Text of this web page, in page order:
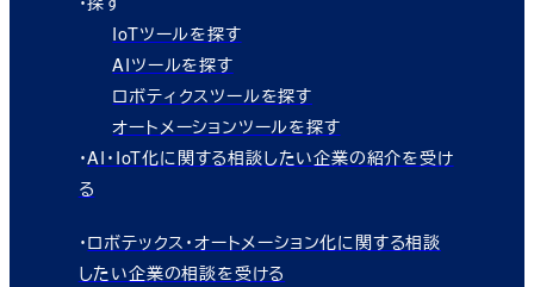
IoTツールを探す
AIツールを探す
ロボティクスツールを探す
オートメーションツールを探す
・AI・IoT化に関する相談したい企業の紹介を受け
る
・ロボテックス・オートメーション化に関する相談
したい企業の相談を受ける